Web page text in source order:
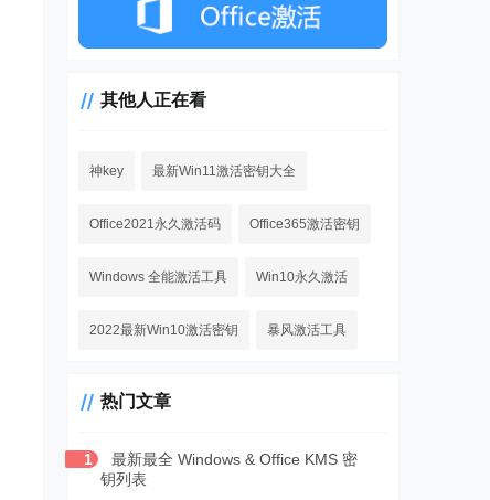
其他人正在看
神key 最新Win11激活密钥大全
Office2021永久激活码 Office365激活密钥
Windows 全能激活工具 Win10永久激活
2022最新Win10激活密钥 暴风激活工具
热门文章
1
最新最全 Windows & Office KMS 密
钥列表